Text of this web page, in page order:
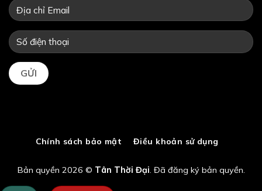
Chính sách bảo mật Điều khoản sử dụng
Bản quyền 2026 © Tân Thời Đại. Đã đăng ký bản quyền.